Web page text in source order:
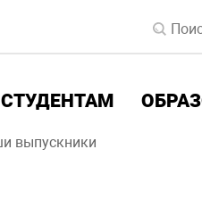
СТУДЕНТАМ
выпускники